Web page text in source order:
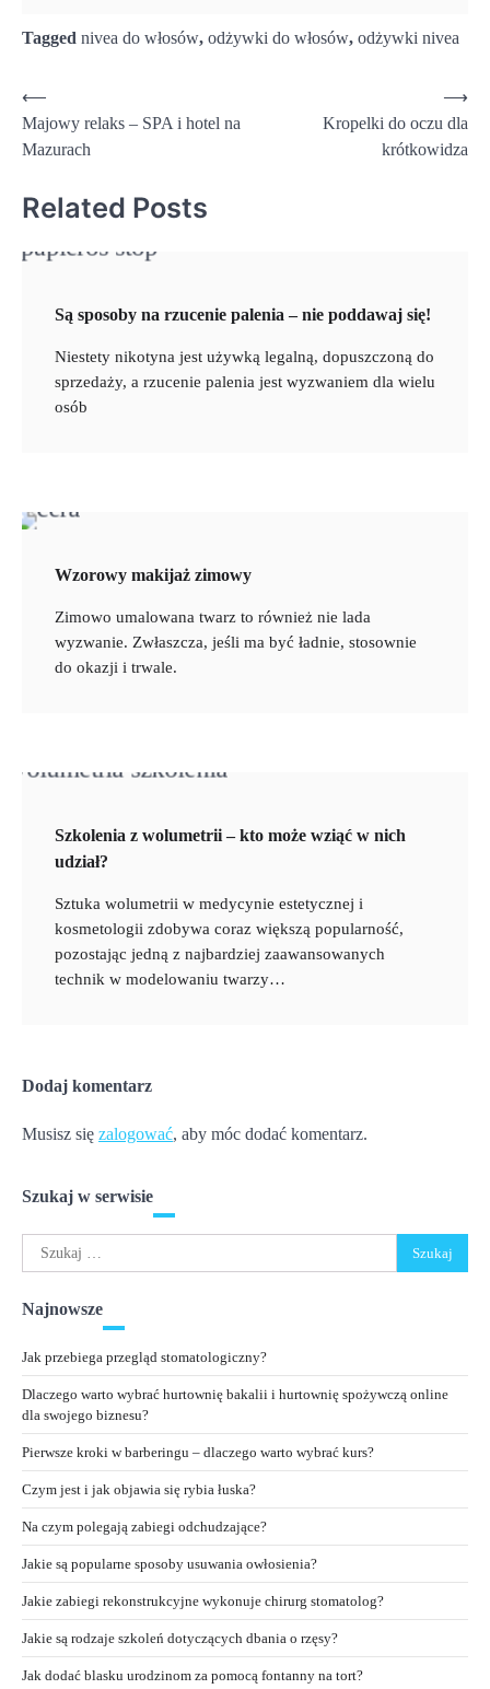
Tagged nivea do włosów, odżywki do włosów, odżywki nivea
Nawigacja
wpisu
⟵
Majowy relaks – SPA i hotel na
Mazurach
Kropelki do oczu dla
krótkowidza
⟶
Related Posts
Są sposoby na rzucenie palenia – nie poddawaj się!
Niestety nikotyna jest używką legalną, dopuszczoną do
sprzedaży, a rzucenie palenia jest wyzwaniem dla wielu
osób
Wzorowy makijaż zimowy
Zimowo umalowana twarz to również nie lada
wyzwanie. Zwłaszcza, jeśli ma być ładnie, stosownie
do okazji i trwale.
Szkolenia z wolumetrii – kto może wziąć w nich
udział?
Sztuka wolumetrii w medycynie estetycznej i
kosmetologii zdobywa coraz większą popularność,
pozostając jedną z najbardziej zaawansowanych
technik w modelowaniu twarzy…
Dodaj komentarz
Musisz się zalogować, aby móc dodać komentarz.
Szukaj w serwisie
Szukaj:
Najnowsze
Jak przebiega przegląd stomatologiczny?
Dlaczego warto wybrać hurtownię bakalii i hurtownię spożywczą online
dla swojego biznesu?
Pierwsze kroki w barberingu – dlaczego warto wybrać kurs?
Czym jest i jak objawia się rybia łuska?
Na czym polegają zabiegi odchudzające?
Jakie są popularne sposoby usuwania owłosienia?
Jakie zabiegi rekonstrukcyjne wykonuje chirurg stomatolog?
Jakie są rodzaje szkoleń dotyczących dbania o rzęsy?
Jak dodać blasku urodzinom za pomocą fontanny na tort?